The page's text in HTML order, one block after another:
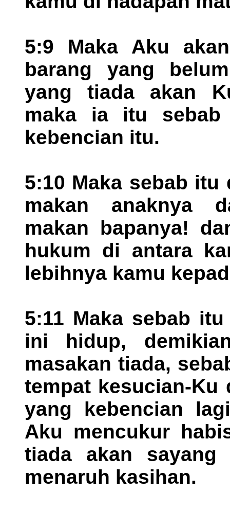
5:9 Maka Aku
barang yang
yang tiada akan
maka ia itu sebab
kebencian itu.
5:10 Maka sebab itu
makan anaknya
makan bapanya!
hukum di antara
lebihnya kamu
5:11 Maka sebab
ini hidup,
masakan tiada,
tempat kesucian-Ku
yang kebencian
Aku mencukur
tiada akan
menaruh kasihan.